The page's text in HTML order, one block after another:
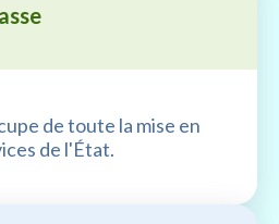
de toute la mise en
de l'État.